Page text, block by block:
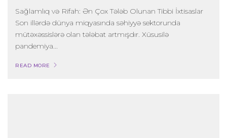
Sağlamlıq və Rifah: Ən Çox Tələb Olunan Tibbi İxtisaslar
Son illərdə dünya miqyasında səhiyyə sektorunda
mütəxəssislərə olan tələbat artmışdır. Xüsusilə
pandemiya...
READ MORE